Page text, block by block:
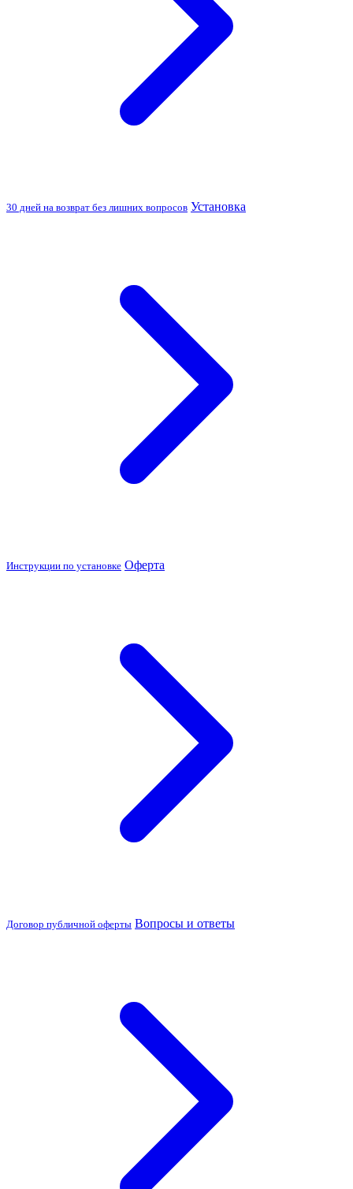
30 дней на возврат без лишних вопросов Установка
Инструкции по установке Оферта
Договор публичной оферты Вопросы и ответы